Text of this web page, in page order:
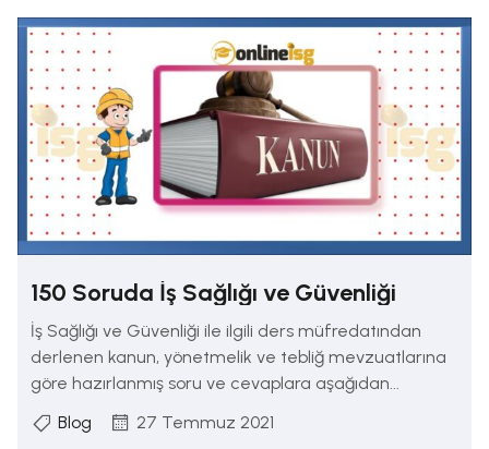
150 Soruda İş Sağlığı ve Güvenliği
İş Sağlığı ve Güvenliği ile ilgili ders müfredatından
derlenen kanun, yönetmelik ve tebliğ mevzuatlarına
göre hazırlanmış soru ve cevaplara aşağıdan...
Blog
27 Temmuz 2021